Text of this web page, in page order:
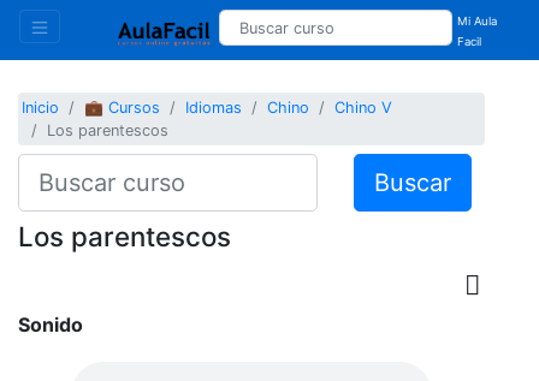
Mi Aula
Facil
Inicio 💼 Cursos Idiomas Chino
Chino V
Los parentescos
Buscar
Los parentescos
Sonido